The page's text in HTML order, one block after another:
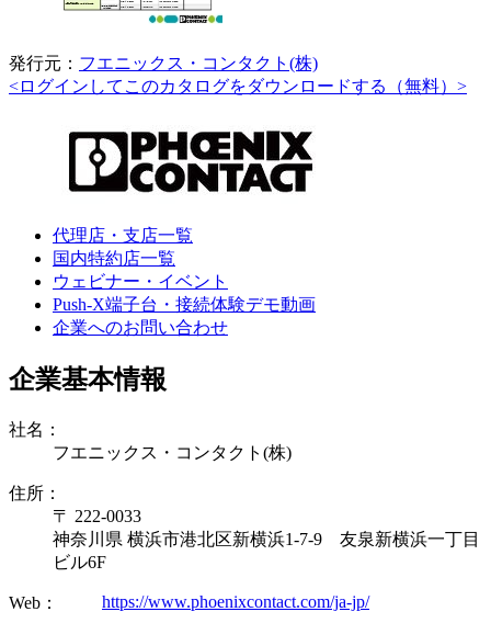
発行元： フエニックス・コンタクト(株)
<ログインしてこのカタログをダウンロードする（無料）>
代理店・支店一覧
国内特約店一覧
ウェビナー・イベント
Push-X端子台・接続体験デモ動画
企業へのお問い合わせ
企業基本情報
社名：
フエニックス・コンタクト(株)
住所：
〒 222-0033
神奈川県 横浜市港北区新横浜1-7-9 友泉新横浜一丁目
ビル6F
Web： https://www.phoenixcontact.com/ja-jp/